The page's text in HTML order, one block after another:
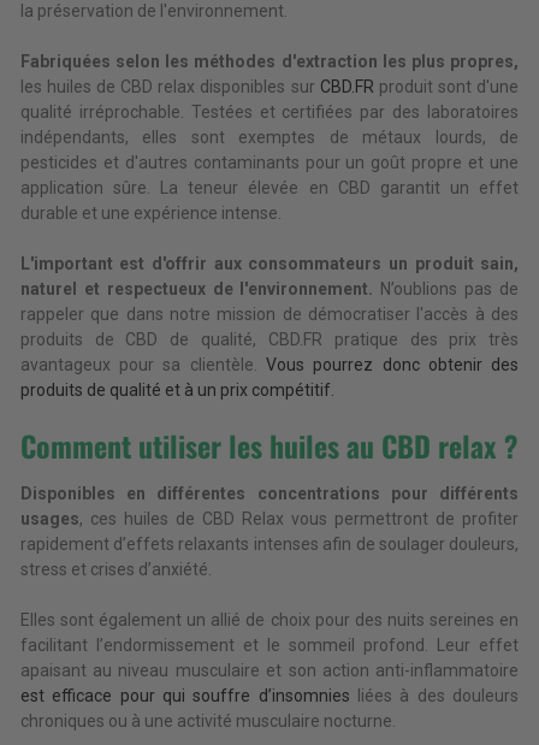
la préservation de l'environnement.
Fabriquées selon les méthodes d'extraction les plus propres,
les huiles de CBD relax disponibles sur CBD.FR produit sont d'une
qualité irréprochable. Testées et certifiées par des laboratoires
indépendants, elles sont exemptes de métaux lourds, de
pesticides et d'autres contaminants pour un goût propre et une
application sûre. La teneur élevée en CBD garantit un effet
durable et une expérience intense.
L'important est d'offrir aux consommateurs un produit sain,
naturel et respectueux de l'environnement. N’oublions pas de
rappeler que dans notre mission de démocratiser l'accès à des
produits de CBD de qualité, CBD.FR pratique des prix très
avantageux pour sa clientèle. Vous pourrez donc obtenir des
produits de qualité et à un prix compétitif.
Comment utiliser les huiles au CBD relax ?
Disponibles en différentes concentrations pour différents
usages, ces huiles de CBD Relax vous permettront de profiter
rapidement d’effets relaxants intenses afin de soulager douleurs,
stress et crises d’anxiété.
Elles sont également un allié de choix pour des nuits sereines en
facilitant l’endormissement et le sommeil profond. Leur effet
apaisant au niveau musculaire et son action anti-inflammatoire
est efficace pour qui souffre d’insomnies liées à des douleurs
chroniques ou à une activité musculaire nocturne.